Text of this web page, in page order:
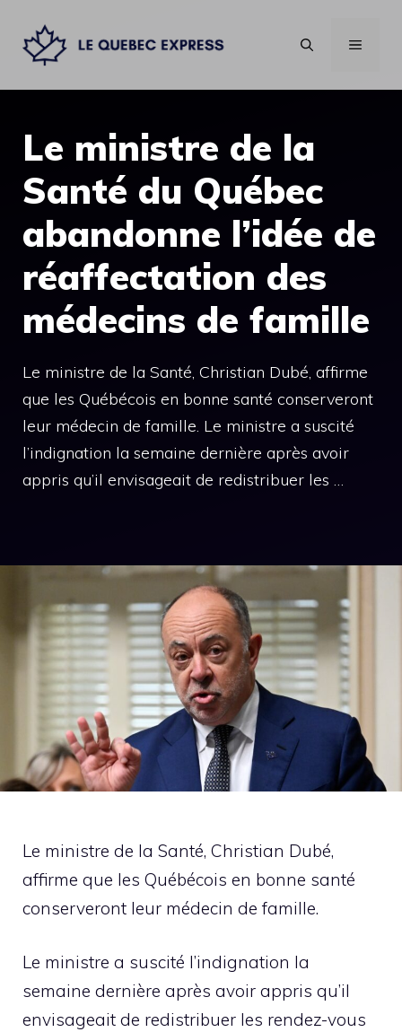
contenu
MENU
Le ministre de la
Santé du Québec
abandonne l’idée de
réaffectation des
médecins de famille
Le ministre de la Santé, Christian Dubé, affirme
que les Québécois en bonne santé conserveront
leur médecin de famille. Le ministre a suscité
l’indignation la semaine dernière après avoir
appris qu’il envisageait de redistribuer les …
Le ministre de la Santé, Christian Dubé,
affirme que les Québécois en bonne santé
conserveront leur médecin de famille.
Le ministre a suscité l’indignation la
semaine dernière après avoir appris qu’il
envisageait de redistribuer les rendez-vous